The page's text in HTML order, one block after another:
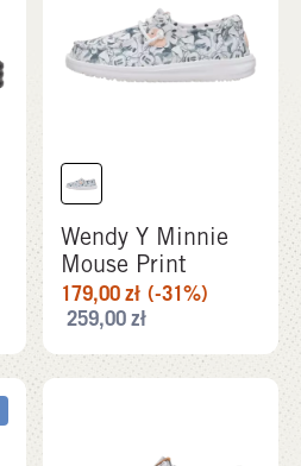
Wendy Y Minnie
Mouse Print
179,00zł (-31%)
259,00zł